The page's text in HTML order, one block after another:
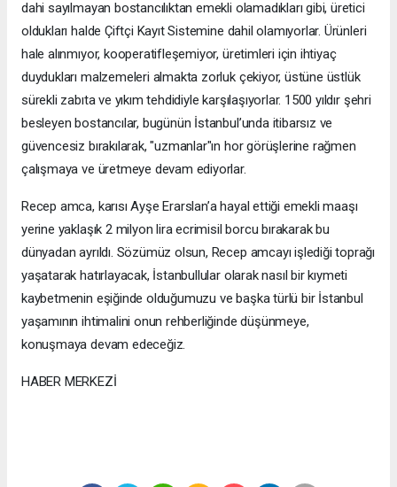
dahi sayılmayan bostancılıktan emekli olamadıkları gibi, üretici
oldukları halde Çiftçi Kayıt Sistemine dahil olamıyorlar. Ürünleri
hale alınmıyor, kooperatifleşemiyor, üretimleri için ihtiyaç
duydukları malzemeleri almakta zorluk çekiyor, üstüne üstlük
sürekli zabıta ve yıkım tehdidiyle karşılaşıyorlar. 1500 yıldır şehri
besleyen bostancılar, bugünün İstanbul’unda itibarsız ve
güvencesiz bırakılarak, "uzmanlar"ın hor görüşlerine rağmen
çalışmaya ve üretmeye devam ediyorlar.
Recep amca, karısı Ayşe Erarslan’a hayal ettiği emekli maaşı
yerine yaklaşık 2 milyon lira ecrimisil borcu bırakarak bu
dünyadan ayrıldı. Sözümüz olsun, Recep amcayı işlediği toprağı
yaşatarak hatırlayacak, İstanbullular olarak nasıl bir kıymeti
kaybetmenin eşiğinde olduğumuzu ve başka türlü bir İstanbul
yaşamının ihtimalini onun rehberliğinde düşünmeye,
konuşmaya devam edeceğiz.
HABER MERKEZİ